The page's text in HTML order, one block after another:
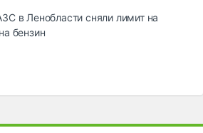
в Ленобласти сняли лимит на
бензин